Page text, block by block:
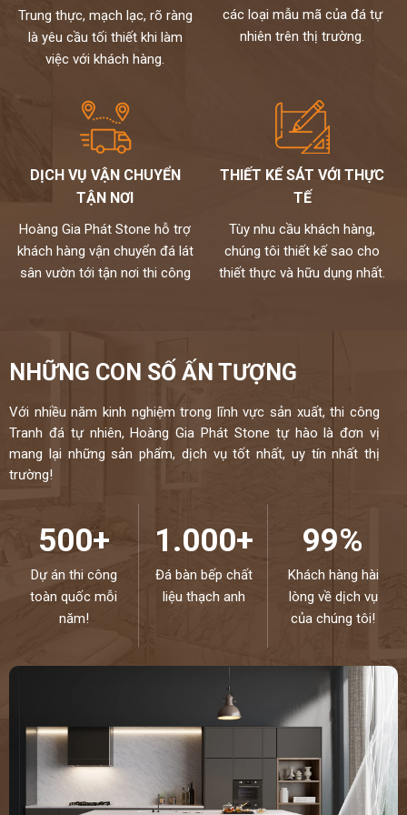
Chất lượng,thi công chuyên nghiệp,đội ngũ thợ tay nghề cao đã
được tuyển chọn.
Đặc biệt sản phẩm được bảo hành đến 15 năm chống ố,chống
có vấn đề gì sẽ có bộ phận kỹ thuật đến xử lí cho khách hàng trong
vòng 24h,tất cả thành phẩm của chúng tôi sẽ được lưu bảo hành
trên máy tính,chúng tôi sẽ luôn đồng hành cùng khách hàng.
Đá cao cấp Hoàng Gia Phát tự hào là đơn vị
thi công đá bàn bếp số 1 tại Hà Nội
NỀM TIN CỦA KHÁCH LÀ HẠNH PHÚC CỦA CHÚNG TÔI - HÂN
HẠNH
ĐƯỢC PHỤC VỤ QUÝ KHÁCH
HOTLINE: 0972101656 - 0946916986
Trung thực, mạch lạc, rõ ràng
là yêu cầu tối thiết khi làm
việc với khách hàng.
các loại mẫu mã của đá tự
nhiên trên thị trường.
DỊCH VỤ VẬN CHUYỂN
TẬN NƠI
Hoàng Gia Phát Stone hỗ trợ
khách hàng vận chuyển đá lát
sân vườn tới tận nơi thi công
THIẾT KẾ SÁT VỚI THỰC
TẾ
Tùy nhu cầu khách hàng,
chúng tôi thiết kế sao cho
thiết thực và hữu dụng nhất.
NHỮNG CON SỐ ẤN TƯỢNG
Với nhiều năm kinh nghiệm trong lĩnh vực sản xuất, thi công
Tranh đá tự nhiên, Hoàng Gia Phát Stone tự hào là đơn vị
mang lại những sản phẩm, dịch vụ tốt nhất, uy tín nhất thị
trường!
500+
Dự án thi công
toàn quốc mỗi
năm!
1.000+
Đá bàn bếp chất
liệu thạch anh
99%
Khách hàng hài
lòng về dịch vụ
của chúng tôi!